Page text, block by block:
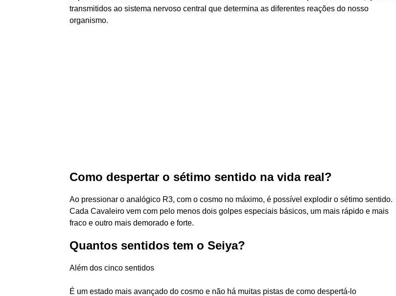
transmitidos ao sistema nervoso central que determina as diferentes reações do nosso
organismo.
Como despertar o sétimo sentido na vida real?
Ao pressionar o analógico R3, com o cosmo no máximo, é possível explodir o sétimo sentido.
Cada Cavaleiro vem com pelo menos dois golpes especiais básicos, um mais rápido e mais
fraco e outro mais demorado e forte.
Quantos sentidos tem o Seiya?
Além dos cinco sentidos
É um estado mais avançado do cosmo e não há muitas pistas de como despertá-lo